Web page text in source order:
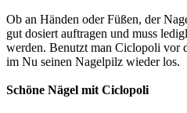
Ob an Händen oder Füßen, der
gut dosiert auftragen und muss
werden. Benutzt man Ciclopoli vor
im Nu seinen Nagelpilz wieder los.
Schöne Nägel mit Ciclopoli